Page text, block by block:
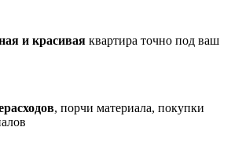
и красивая квартира точно под ваш
, порчи материала, покупки